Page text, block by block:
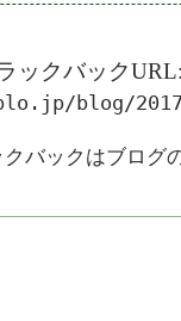
ックバック
blog/
バックはブログ